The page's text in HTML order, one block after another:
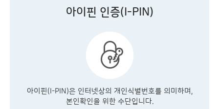
아이핀 인증(I-PIN)
아이핀(I-PIN)은 인터넷상의 개인식별번호를 의미하며,
본인확인을 위한 수단입니다.